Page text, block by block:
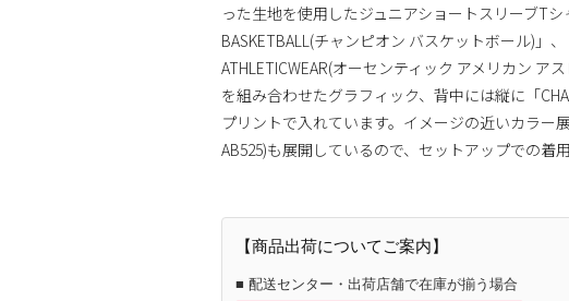
った生地を使用したジュニアショートスリーブTシ
BASKETBALL(チャンピオン バスケットボール)」、
ATHLETICWEAR(オーセンティック アメリカン ア
を組み合わせたグラフィック、背中には縦に「
プリントで入れています。イメージの近いカラー
AB525)も展開しているので、セットアップでの着
【商品出荷についてご案内】
■ 配送センター・出荷店舗で在庫が揃う場合